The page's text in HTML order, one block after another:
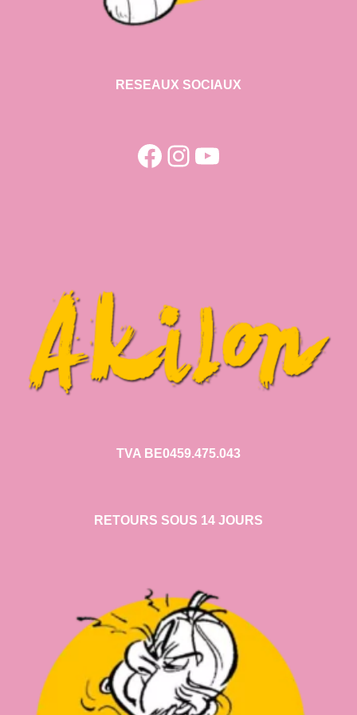
RESEAUX SOCIAUX
Facebook
Instagram
YouTube
TVA BE0459.475.043
RETOURS SOUS 14 JOURS